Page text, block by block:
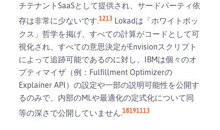
チテナントSaaSとして提供され、サードパーティ依
存は非常に少ないです.1213 Lokadは「ホワイトボッ
クス」哲学を掲げ、すべての計算がコードとして可
視化され、すべての意思決定がEnvisionスクリプト
によって追跡可能であるのに対し、IBMは個々のオ
プティマイザ（例：Fulfillment Optimizerの
Explainer API）の設定や一部の説明可能性を公開す
るのみで、内部のMLや最適化の定式化について同
等の深さで公開していません.18191113